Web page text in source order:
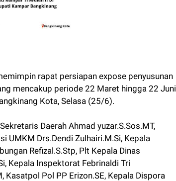
rapat persiapan expose penyusunan
mencakup periode 22 Maret hingga 22 Juni
Kota, Selasa (25/6).
Daerah Ahmad yuzar.S.Sos.MT,
UMKM Drs.Dendi Zulhairi.M.Si, Kepala
Refizal.S.Stp, Plt Kepala Dinas
Kepala Inspektorat Febrinaldi Tri
Kasatpol Pol PP Erizon.SE, Kepala Dispora